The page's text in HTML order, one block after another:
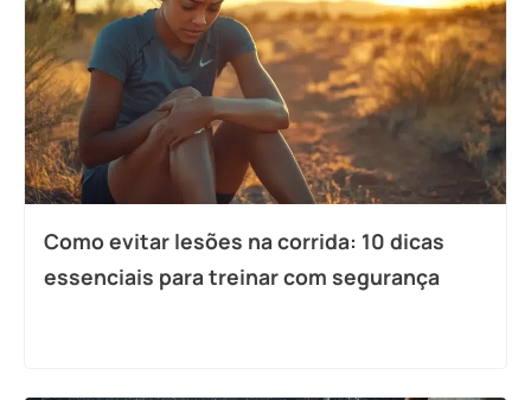
Como evitar lesões na corrida: 10 dicas
essenciais para treinar com segurança